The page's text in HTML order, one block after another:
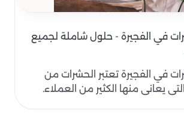
في الفجيرة - حلول شاملة لجميع
في الفجيرة تعتبر الحشرات من
يعاني منها الكثير من العملاء.